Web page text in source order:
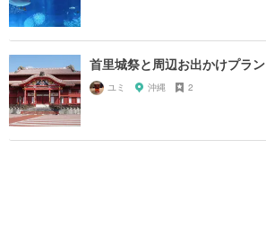
首里城祭と周辺お出かけプラン
ユミ 沖縄 2